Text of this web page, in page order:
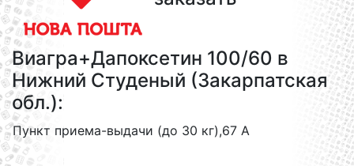
Виагра+Дапоксетин 100/60 в
Нижний Студеный (Закарпатская
обл.):
Пункт приема-выдачи (до 30 кг),67 А